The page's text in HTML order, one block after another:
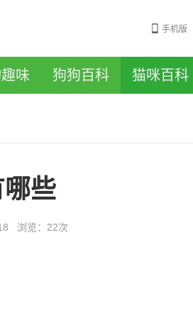
手机版
味 狗狗百科 猫咪百科
些
浏览： 22次